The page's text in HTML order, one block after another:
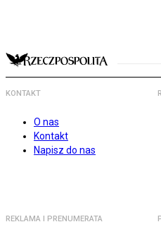
KONTAKT
O nas
Kontakt
Napisz do nas
REKLAMA I PRENUMERATA